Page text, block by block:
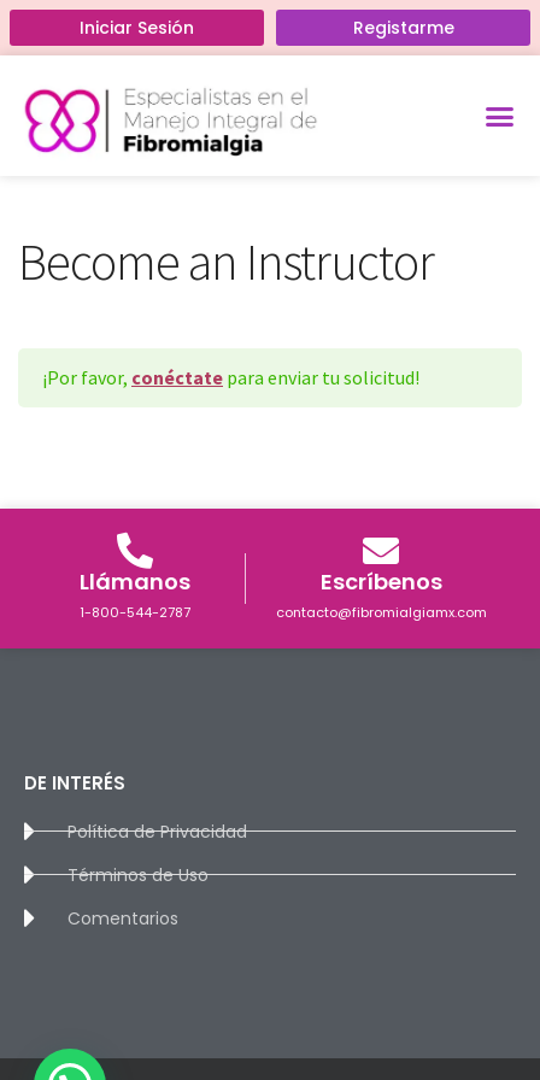
Iniciar Sesión Registarme
Home › Become an Instructor
Become an Instructor
¡Por favor, conéctate para enviar tu solicitud!
Llámanos
1-800-544-2787
Escríbenos
contacto@fibromialgiamx.com
DE INTERÉS
Política de Privacidad
Términos de Uso
Comentarios